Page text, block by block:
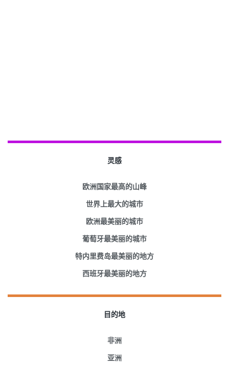
灵感
欧洲国家最高的山峰
世界上最大的城市
欧洲最美丽的城市
葡萄牙最美丽的城市
特内里费岛最美丽的地方
西班牙最美丽的地方
目的地
非洲
亚洲